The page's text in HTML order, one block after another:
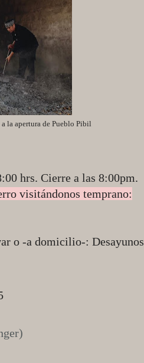
la apertura de Pueblo Pibil
hrs. Cierre a las 8:00pm.
visitándonos temprano:
o -a domicilio-: Desayunos